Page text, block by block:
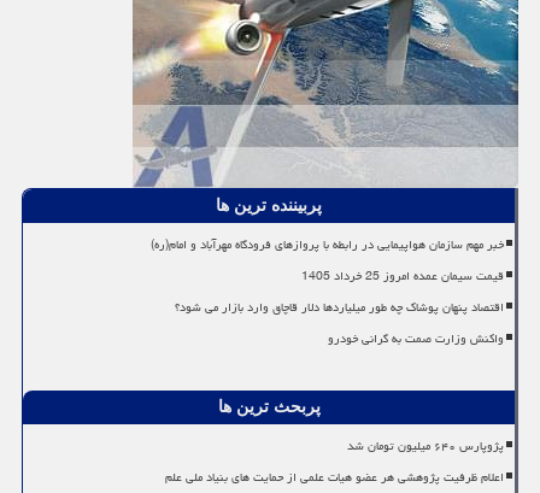
پربیننده ترین ها
خبر مهم سازمان هواپیمایی در رابطه با پروازهای فرودگاه مهرآباد و امام(ره)
قیمت سیمان عمده امروز 25 خرداد 1405
اقتصاد پنهان پوشاک چه طور میلیاردها دلار قاچاق وارد بازار می شود؟
واکنش وزارت صمت به گرانی خودرو
پربحث ترین ها
پژوپارس ۶۴۰ میلیون تومان شد
اعلام ظرفیت پژوهشی هر عضو هیات علمی از حمایت های بنیاد ملی علم